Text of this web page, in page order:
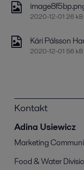
2020-12-01 26 kB
Kári Pálsson
2020-12-01 56 kB
Kontakt
Adina Usiewicz
Marketing
Food & Water